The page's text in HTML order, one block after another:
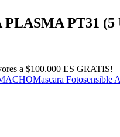
PT31 (5
a $100.000 ES GRATIS!
Mascara Fotosensible